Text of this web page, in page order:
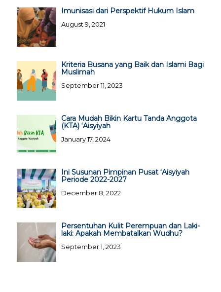
Imunisasi dari Perspektif Hukum Islam
August 9, 2021
Kriteria Busana yang Baik dan Islami Bagi
Muslimah
September 11, 2023
Cara Mudah Bikin Kartu Tanda Anggota
(KTA) ‘Aisyiyah
January 17, 2024
Ini Susunan Pimpinan Pusat ‘Aisyiyah
Periode 2022-2027
December 8, 2022
Persentuhan Kulit Perempuan dan Laki-
laki: Apakah Membatalkan Wudhu?
September 1, 2023